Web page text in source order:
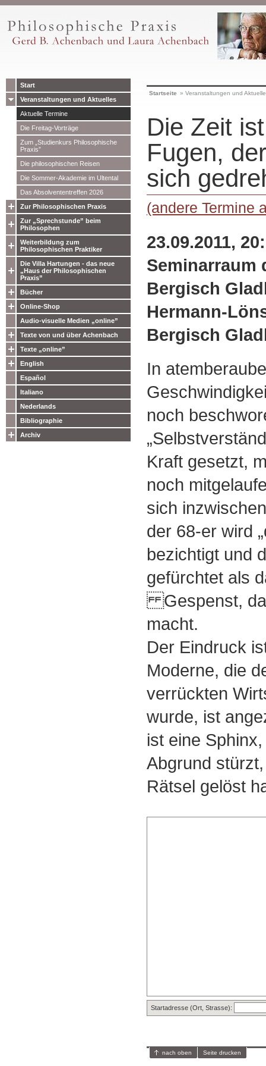
Start
Veranstaltungen und Aktuelles
Aktuelle Termine
Die Freitag-Vorträge
Zum „Studienkurs Philosophische
Praxis”
Die philosophischen Reisen
Die Sommer-Akademie im Ultental
Das Absolvententreffen 2026
Zur Philosophischen Praxis
Zur „Sprechstunde” beim
Philosophen
Weiterbildung zum
Philosophischen Praktiker
Die Villa Hartungen - das neue
„Haus der Philosophischen
Praxis”
Bücher
Online-Shop
Audio-visuelle Medien „online”
Texte von und über Achenbach
Texte „online”
English
Español
Italiano
Nederlands
Bibliographie
Archiv
Startseite » Veranstaltungen und
Die Zeit
Fugen,
sich
(andere Termine
23.09.2011,
Seminarraum
Bergisch
Hermann-
Bergisch
In
noch
Kraft gesetzt,
noch
sich
der 68-er wird
bezichtigt und
gefürchtet als
Gespenst,
macht.
Der Eindruck
Moderne, die
verrückten
wurde, ist
ist eine
Abgrund
Rätsel gelöst
Startadresse (Ort, Strasse):
nach oben Seite drucken